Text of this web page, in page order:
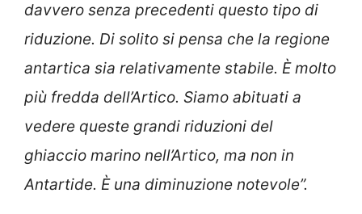
davvero senza precedenti questo tipo di
riduzione. Di solito si pensa che la regione
antartica sia relativamente stabile. È molto
più fredda dell’Artico. Siamo abituati a
vedere queste grandi riduzioni del
ghiaccio marino nell’Artico, ma non in
Antartide. È una diminuzione notevole”.